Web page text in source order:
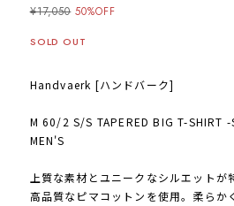
¥17,050 50%OFF
SOLD OUT
Handvaerk [ハンドバーク]
M 60/2 S/S TAPERED BIG T-SHIRT
MEN'S
上質な素材とユニークなシルエットが
高品質なピマコットンを使用。柔らか